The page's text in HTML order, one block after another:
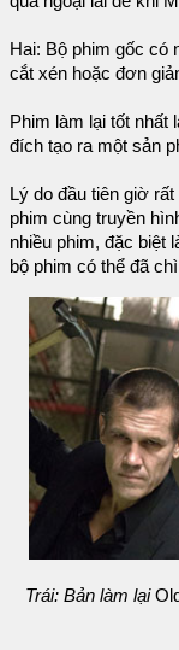
Hai: Bộ phim gốc có
cắt xén hoặc đơn
Phim làm lại tốt nhất
đích tạo ra một sản
Lý do đầu tiên giờ
phim cùng truyền
nhiều phim, đặc biệt
bộ phim có thể đã
Trái: Bản làm lại